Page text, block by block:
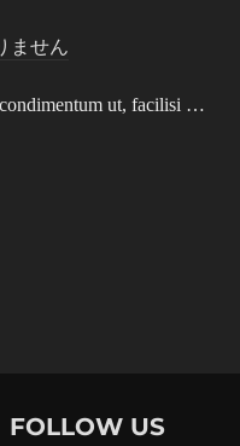
ません
ut, facilisi …
LOOKS LIKE”
FOLLOW US